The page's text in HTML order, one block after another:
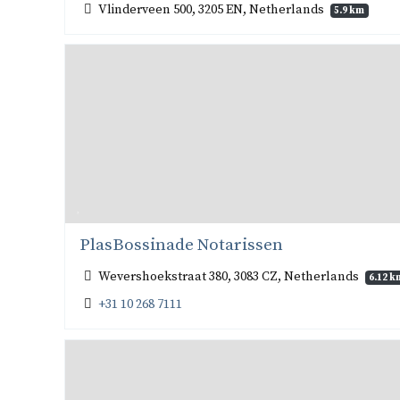
Vlinderveen 500, 3205 EN, Netherlands 5.9 km
PlasBossinade Notarissen
Wevershoekstraat 380, 3083 CZ, Netherlands 6.12
+31 10 268 7111